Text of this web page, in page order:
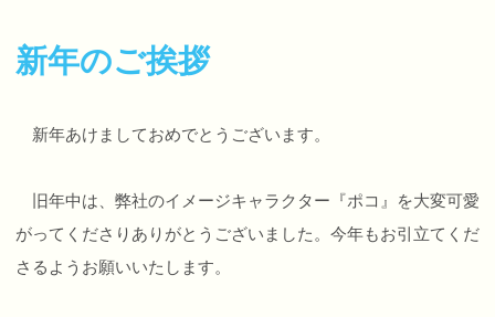
新年のご挨拶
新年あけましておめでとうございます。
旧年中は、弊社のイメージキャラクター『ポコ』を大変可愛
がってくださりありがとうございました。今年もお引立てくだ
さるようお願いいたします。